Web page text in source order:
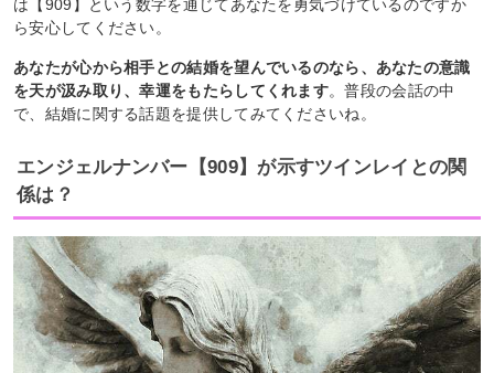
は【909】という数字を通じてあなたを勇気づけているのですか
ら安心してください。
あなたが心から相手との結婚を望んでいるのなら、あなたの意識
を天が汲み取り、幸運をもたらしてくれます。普段の会話の中
で、結婚に関する話題を提供してみてくださいね。
エンジェルナンバー【909】が示すツインレイとの関
係は？